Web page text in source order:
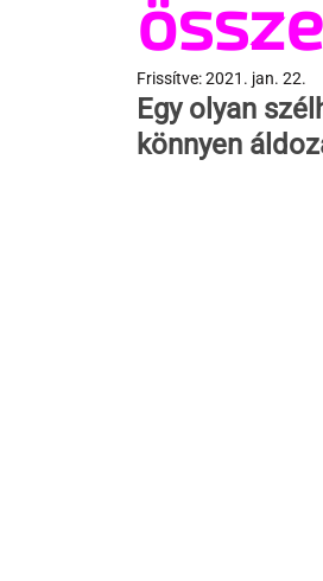
Frissítve:2021. jan. 22.
Egy olyan
könnyen